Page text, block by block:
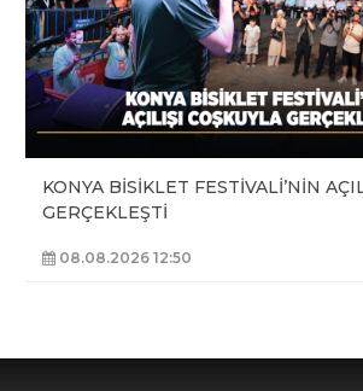
KONYA BİSİKLET FESTİVALİ’NİN
GERÇEKLEŞTİ
08.08.2026 12:50